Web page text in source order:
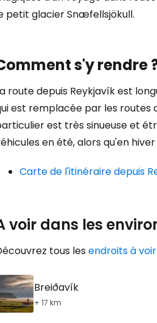
petit glacier Snæfellsjökull.
s'y rendre
route depuis Reykjavík est
est remplacée par les routes
est très sinueuse et
en été, alors qu'en
Carte de l'itinéraire depuis
voir dans les
tous lesendroits à
Breiðavík
+ 17 km